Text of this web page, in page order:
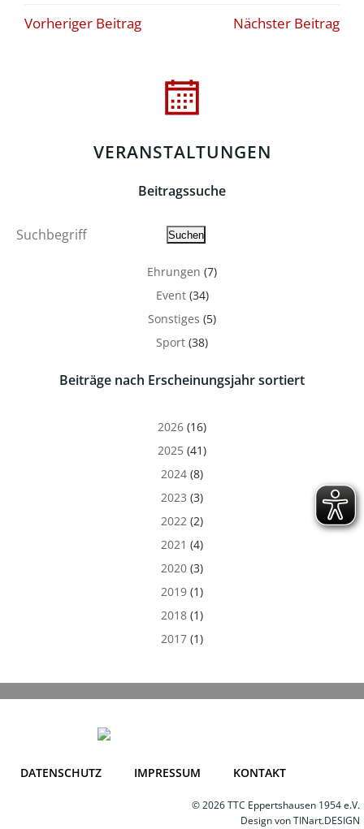
Beitragsnavigation
Vorheriger Beitrag Nächster Beitrag
VERANSTALTUNGEN
Beitragssuche
Suchen
Ehrungen (7)
Event(34)
Sonstiges (5)
Sport (38)
Beiträge nach Erscheinungsjahr sortiert
2026 (16)
2025 (41)
2024 (8)
2023 (3)
2022 (2)
2021 (4)
2020 (3)
2019 (1)
2018 (1)
2017 (1)
DATENSCHUTZ IMPRESSUM KONTAKT
© 2026 TTC Eppertshausen 1954 e.V.
Design vonTINart.DESIGN